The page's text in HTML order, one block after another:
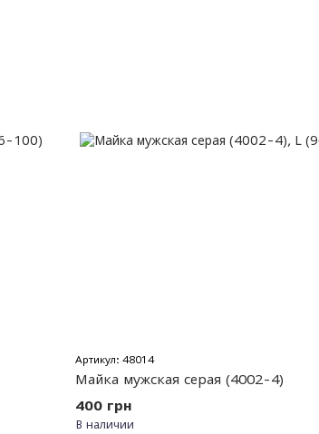
Артикул: 48014
Майка мужская серая (4002-4)
400 грн
В наличии